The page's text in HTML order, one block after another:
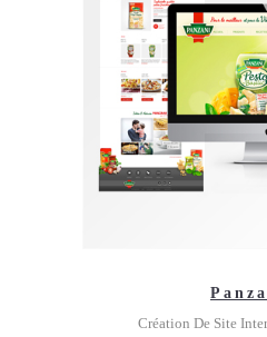
Création De Site